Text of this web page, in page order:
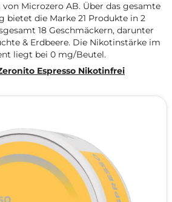
Microzero AB. Über das gesamte
bietet die Marke 21 Produkte in 2
18 Geschmäckern, darunter
& Erdbeere. Die Nikotinstärke im
liegt bei 0 mg/Beutel.
Espresso Nikotinfrei